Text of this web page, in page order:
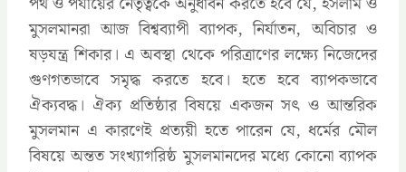
মুসলমানরা আজ বিশ্বব্যাপী ব্যাপক, নির্যাতন, অবিচার ও
ষড়যন্ত্র শিকার। এ অবস্থা থেকে পরিত্রাণের লক্ষ্যে নিজেদের
গুণগতভাবে সমৃদ্ধ করতে হবে। হতে হবে ব্যাপকভাবে
ঐক্যবদ্ধ। ঐক্য প্রতিষ্ঠার বিষয়ে একজন সৎ ও আন্তরিক
মুসলমান এ কারণেই প্রত্যয়ী হতে পারেন যে, ধর্মের মৌল
বিষয়ে অন্তত সংখ্যাগরিষ্ঠ মুসলমানদের মধ্যে কোনো ব্যাপক